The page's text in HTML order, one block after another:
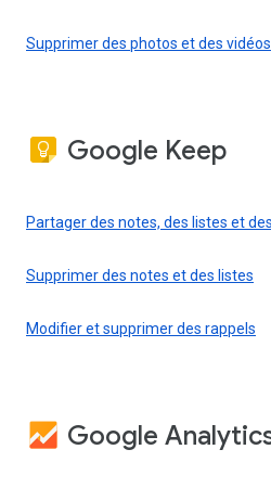
Supprimer des photos et des vidéos
Google Keep
Partager des notes, des listes et
Supprimer des notes et des listes
Modifier et supprimer des rappels
Google